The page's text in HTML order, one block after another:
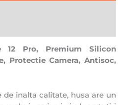
12 Pro, Premium Silicon
Protectie Camera, Antisoc,
de inalta calitate, husa are un